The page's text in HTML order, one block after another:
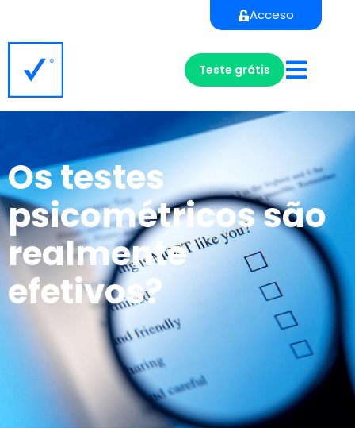
Acceso
Teste grátis
Os testes
psicométricos são
realmente
efetivos?